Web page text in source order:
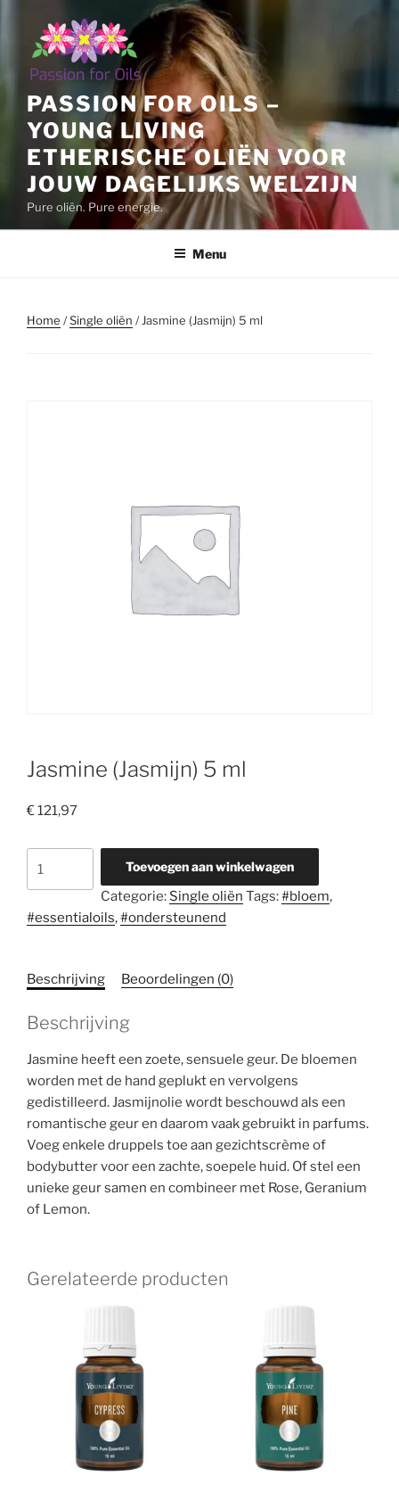
inhoud
PASSION FOR OILS –
YOUNG LIVING
ETHERISCHE OLIËN VOOR
JOUW DAGELIJKS WELZIJN
Pure oliën. Pure energie.
Menu
Home /Single oliën / Jasmine (Jasmijn) 5 ml
Jasmine (Jasmijn) 5 ml
€121,97
ml
Toevoegen aan winkelwagen
Categorie: Single oliën Tags:#bloem,
#essentialoils,#ondersteunend
Beschrijving Beoordelingen (0)
Beschrijving
Jasmine heeft een zoete, sensuele geur. De bloemen
worden met de hand geplukt en vervolgens
gedistilleerd. Jasmijnolie wordt beschouwd als een
romantische geur en daarom vaak gebruikt in parfums.
Voeg enkele druppels toe aan gezichtscrème of
bodybutter voor een zachte, soepele huid. Of stel een
unieke geur samen en combineer met Rose, Geranium
of Lemon.
Gerelateerde producten